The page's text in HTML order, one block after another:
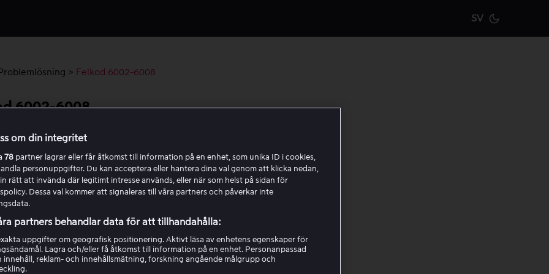
SV
Problemlösning > Felkod 6002-6008
6002-6008
6008 innebär oftast ett problem med Content Decryption
(CDM), som ansvarar för DRM (digital rättighetshantering) och
av innehåll. Om du får denna kod, följ stegen nedan för
lösa problemet:
om appen.
om felkoden uppstår i Viaplay-appen på flera olika enheter
eller påViaplay.sei flera olika webbläsare.
om din integritet
78 partner lagrar eller får åtkomst till information på en enhet, som unika ID i cookies,
personuppgifter. Du kan acceptera eller hantera dina val genom att klicka nedan,
rätt att invända där legitimt intresse används, eller när som helst på sidan för
Dessa val kommer att signaleras till våra partners och påverkar inte
partners behandlar data för att tillhandahålla:
uppgifter om geografisk positionering. Aktivt läsa av enhetens egenskaper för
Lagra och/eller få åtkomst till information på en enhet. Personanpassad
innehåll, reklam- och innehållsmätning, forskning angående målgrupp och